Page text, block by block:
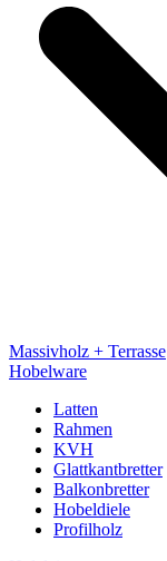
Massivholz + Terrasse
Hobelware
Latten
Rahmen
KVH
Glattkantbretter
Balkonbretter
Hobeldiele
Profilholz